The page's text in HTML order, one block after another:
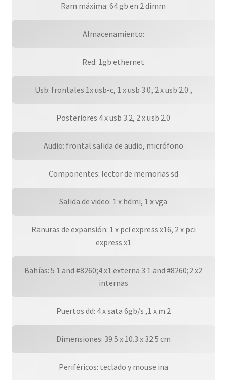
Ram máxima: 64 gb en 2 dimm
Almacenamiento:
Red: 1gb ethernet
Usb: frontales 1x usb-c, 1 x usb 3.0, 2 x usb 2.0 ,
Posteriores 4 x usb 3.2, 2 x usb 2.0
Audio: frontal salida de audio, micrófono
Componentes: lector de memorias sd
Salida de video: 1 x hdmi, 1 x vga
Ranuras de expansión: 1 x pci express x16, 2 x pci
express x1
Bahías: 5 1 and #8260;4 x1 externa 3 1 and #8260;2 x2
internas
Puertos dd: 4 x sata 6gb/s ,1 x m.2
Dimensiones: 39.5 x 10.3 x 32.5 cm
Periféricos: teclado y mouse ina